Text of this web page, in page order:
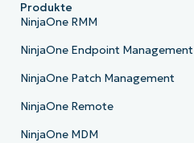
Produkte
NinjaOne RMM
NinjaOne Endpoint Management
NinjaOne Patch Management
NinjaOne Remote
NinjaOne MDM